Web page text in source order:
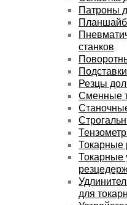
Патроны
станков
Резцы
Сменные
Токарные
Токарные
для